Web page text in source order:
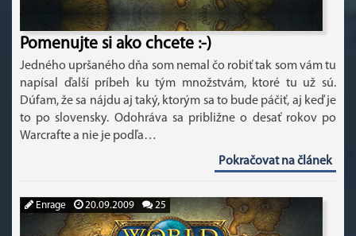
Pomenujte si ako chcete :-)
Jedného upršaného dňa som nemal čo robiť tak som vám tu
napísal ďalší príbeh ku tým množstvám, ktoré tu už sú.
Dúfam, že sa nájdu aj taký, ktorým sa to bude páčiť, aj keď je
to po slovensky. Odohráva sa približne o desať rokov po
Warcrafte a nie je podľa…
Pokračovat na článek
Enrage 20.09.2009 25